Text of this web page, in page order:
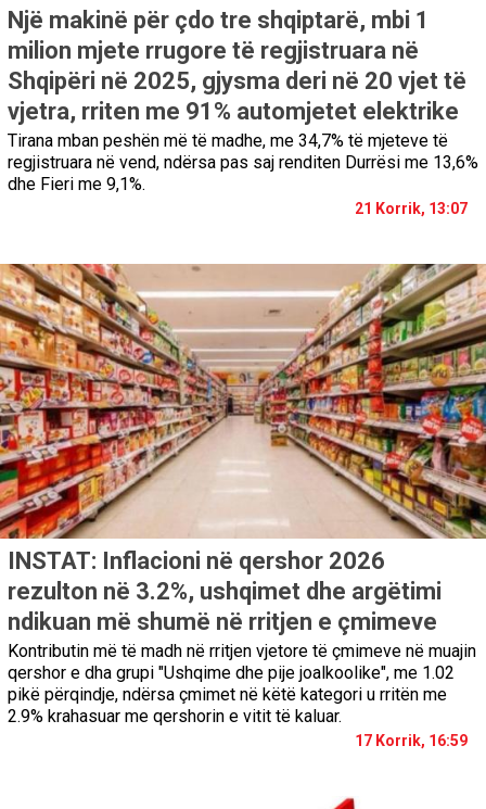
Një makinë për çdo tre shqiptarë, mbi 1
milion mjete rrugore të regjistruara në
Shqipëri në 2025, gjysma deri në 20 vjet të
vjetra, rriten me 91% automjetet elektrike
Tirana mban peshën më të madhe, me 34,7% të mjeteve të
regjistruara në vend, ndërsa pas saj renditen Durrësi me 13,6%
dhe Fieri me 9,1%.
21 Korrik, 13:07
INSTAT: Inflacioni në qershor 2026
rezulton në 3.2%, ushqimet dhe argëtimi
ndikuan më shumë në rritjen e çmimeve
Kontributin më të madh në rritjen vjetore të çmimeve në muajin
qershor e dha grupi "Ushqime dhe pije joalkoolike", me 1.02
pikë përqindje, ndërsa çmimet në këtë kategori u rritën me
2.9% krahasuar me qershorin e vitit të kaluar.
17 Korrik, 16:59